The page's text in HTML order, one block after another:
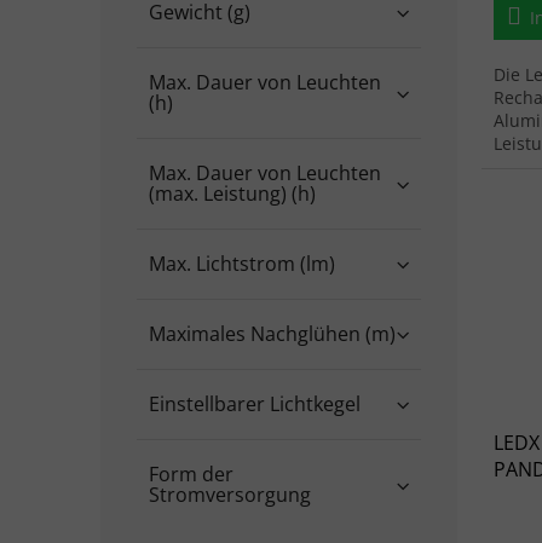
Gewicht (g)
Max. Dauer von Leuchten
(h)
Max. Dauer von Leuchten
(max. Leistung) (h)
Max. Lichtstrom (lm)
Maximales Nachglühen (m)
Einstellbarer Lichtkegel
Form der
Stromversorgung
Die